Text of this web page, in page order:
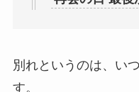
別れというのは、い
す。